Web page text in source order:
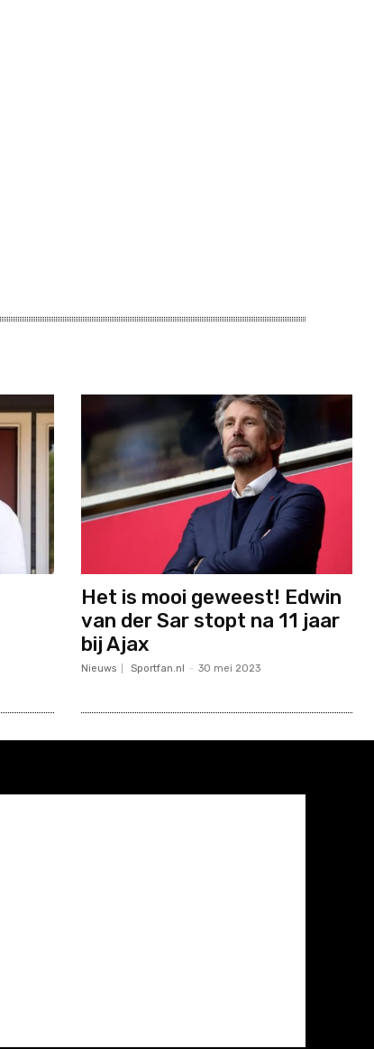
Het is mooi geweest! Edwin
van der Sar stopt na 11 jaar
bij Ajax
Nieuws Sportfan.nl - 30 mei 2023